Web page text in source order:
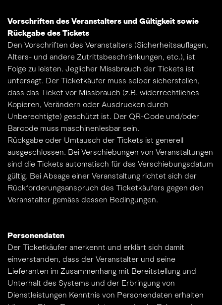
Vorschriften des Veranstalters und Gültigkeit sowie
Rückgabe des Tickets
Den Vorschriften des Veranstalters (Sicherheitsauflagen,
Alters- und andere Zutrittsbeschränkungen, etc.), ist
Folge zu leisten. Jeglicher Missbrauch der Tickets ist
untersagt. Der Ticketkäufer muss selber sicherstellen,
dass das Ticket vor Missbrauch (z.B. widerrechtliches
Kopieren, Verändern oder Ausdrucken durch
Unberechtigte) geschützt ist. Der QR-Code und/oder
Barcode muss maschinenlesbar sein.
Rückgabe oder Umtausch der Tickets ist generell
ausgeschlossen. Bei Verschiebungen von Veranstaltungen
sind die Tickets automatisch für das Verschiebungsdatum
gültig. Bei Absage einer Veranstaltung richtet sich der
Rückforderungsanspruch des Ticketkäufers gegen den
Veranstalter gemäss dessen Bedingungen.
Personendaten
Der Ticketkäufer anerkennt und erklärt sich damit
einverstanden, dass der Veranstalter und seine
Lieferanten im Zusammenhang mit Bereitstellung und
Unterhalt des Systems und der Erbringung von
Dienstleistungen Kenntnis von Personendaten erhalten